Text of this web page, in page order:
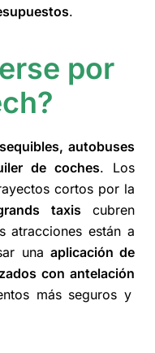
.
por
autobuses
de coches. Los
cortos por la
taxiscubren
atracciones están a
una aplicación de
con antelación
más seguros y